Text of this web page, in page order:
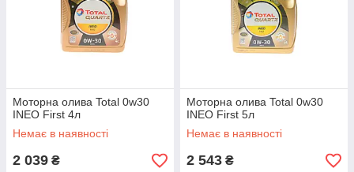
Моторна олива Total 0w30
INEO First 4л
Немає в наявності
2 039 ₴
Моторна олива Total 0w30
INEO First 5л
Немає в наявності
2 543 ₴